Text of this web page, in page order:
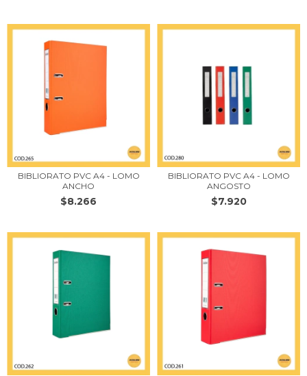
BIBLIORATO PVC A4 - LOMO
ANCHO
$8.266
BIBLIORATO PVC A4 - LOMO
ANGOSTO
$7.920